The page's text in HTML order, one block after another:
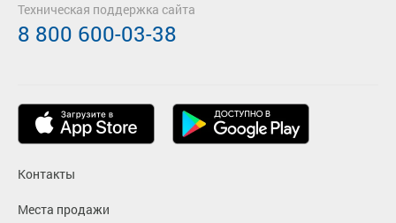
Контакты
Места продажи
Техническая поддержка сайта
8 800 600-03-38